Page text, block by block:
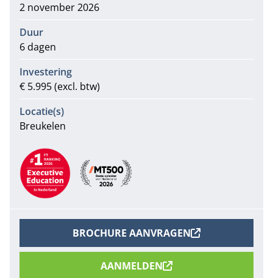
2 november 2026
Duur
6 dagen
Investering
€ 5.995 (excl. btw)
Locatie(s)
Breukelen
Aanbevelingen
BROCHURE AANVRAGEN
AANMELDEN